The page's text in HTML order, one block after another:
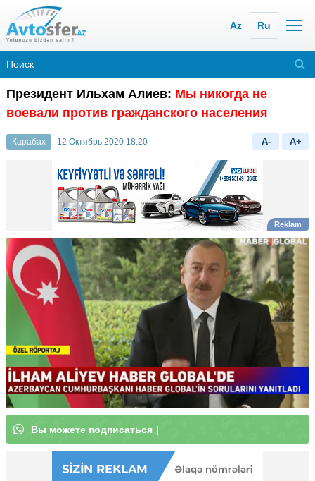
Az Ru
Президент Ильхам Алиев: Мы никогда не
воевали против гражданского населения
Карабах 12 Октябрь 2020 18:20 A- A+
Вы |